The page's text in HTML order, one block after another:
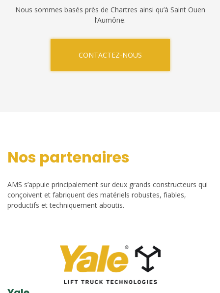
Nous sommes basés près de Chartres ainsi qu’à Saint Ouen
l’Aumône.
CONTACTEZ-NOUS
Nos partenaires
AMS s’appuie principalement sur deux grands constructeurs qui
conçoivent et fabriquent des matériels robustes, fiables,
productifs et techniquement aboutis.